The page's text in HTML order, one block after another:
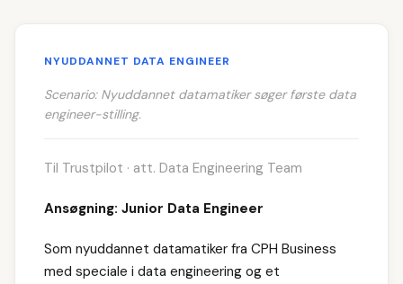
NYUDDANNET DATA ENGINEER
Scenario: Nyuddannet datamatiker søger første data
engineer-stilling.
Til Trustpilot · att. Data Engineering Team
Ansøgning: Junior Data Engineer
Som nyuddannet datamatiker fra CPH Business
med speciale i data engineering og et